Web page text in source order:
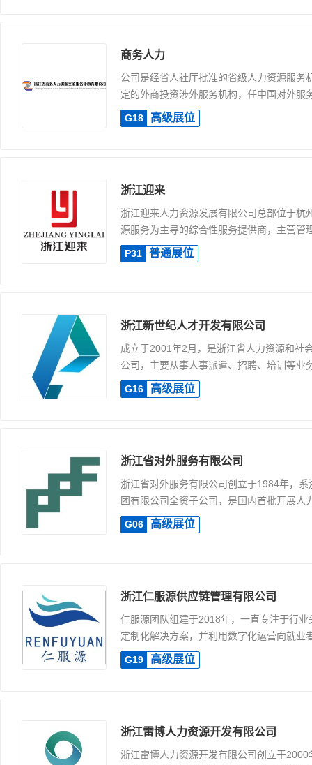
商务人力
公司是经省人社厅批准的省级人力资源服务
定的外商投资涉外服务机构，任中国对外服
G18 高级展位
浙江迎来
浙江迎来人力资源发展有限公司总部位于杭
源服务为主导的综合性服务提供商，主营管
P31 普通展位
浙江新世纪人才开发有限公司
成立于2001年2月，是浙江省人力资源和社
公司，主要从事人事派遣、招聘、培训等业
G16 高级展位
浙江省对外服务有限公司
浙江省对外服务有限公司创立于1984年，
团有限公司全资子公司，是国内首批开展人
G06 高级展位
浙江仁服源供应链管理有限公司
仁服源团队组建于2018年，一直专注于行业
定制化解决方案，并利用数字化运营向就业
G19 高级展位
浙江雷博人力资源开发有限公司
浙江雷博人力资源开发有限公司创立于